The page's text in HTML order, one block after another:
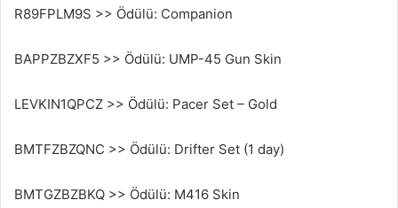
R89FPLM9S >> Ödülü: Companion
BAPPZBZXF5 >> Ödülü: UMP-45 Gun Skin
LEVKIN1QPCZ >> Ödülü: Pacer Set – Gold
BMTFZBZQNC >> Ödülü: Drifter Set (1 day)
BMTGZBZBKQ >> Ödülü: M416 Skin